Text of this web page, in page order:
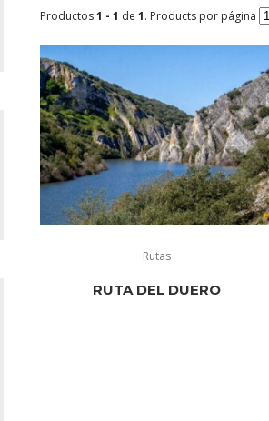
Productos1 - 1 de 1. Products por página
Rutas
RUTA DEL DUERO